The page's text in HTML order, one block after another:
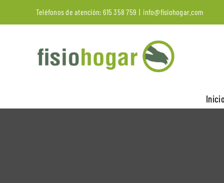
Teléfonos de atención: 615 358 759 | info@fisiohogar.com